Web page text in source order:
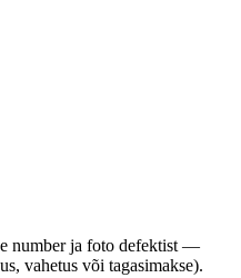
number ja foto defektist —
vahetus või tagasimakse).